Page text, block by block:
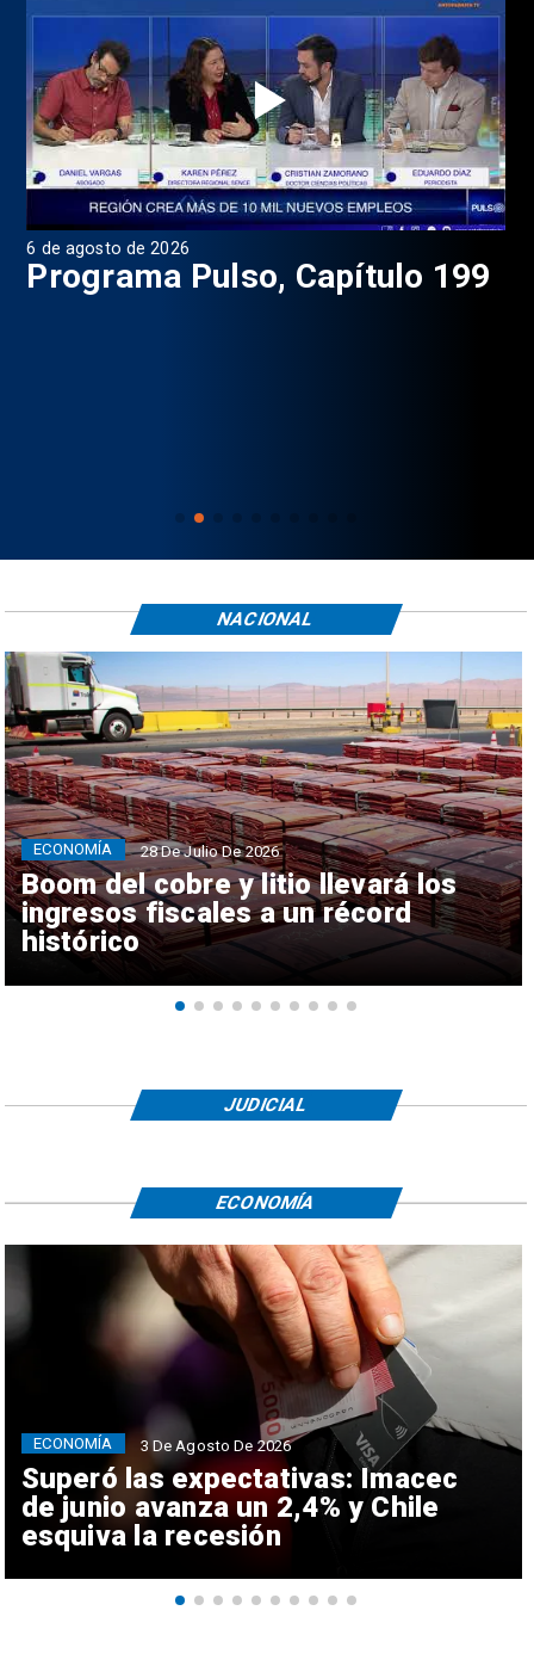
6 de agosto de 2026
Programa Pulso, Capítulo 199
Boom del cobre y litio llevará los
ingresos fiscales a un récord
histórico
ECONOMÍA 28 De Julio De 2026
NACIONAL
JUDICIAL
Superó las expectativas: Imacec
de junio avanza un 2,4% y Chile
esquiva la recesión
ECONOMÍA 3 De Agosto De 2026
ECONOMÍA